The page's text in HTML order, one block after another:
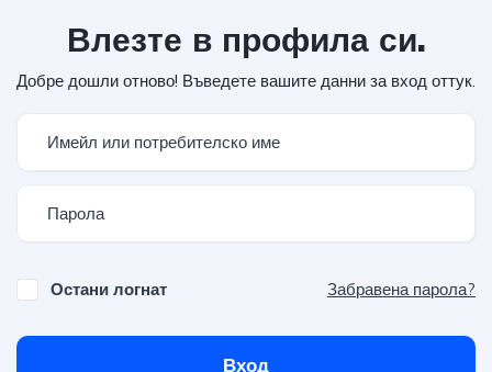
Влезте в профила си.
Добре дошли отново! Въведете вашите данни за вход оттук.
Остани логнат Забравена парола?
Вход